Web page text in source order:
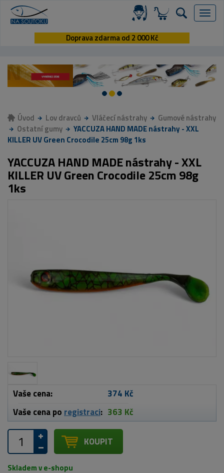
Menu
Doprava zdarma od 2 000 Kč
Úvod Lov dravců Vláčecí nástrahy
Gumové nástrahy
Ostatní gumy
YACCUZA HAND MADE nástrahy - XXL
KILLER UV Green Crocodile 25cm 98g 1ks
YACCUZA HAND MADE nástrahy - XXL
KILLER UV Green Crocodile 25cm 98g
1ks
Vaše cena:
374 Kč
Vaše cena po registraci: 363 Kč
KOUPIT
Skladem v e-shopu